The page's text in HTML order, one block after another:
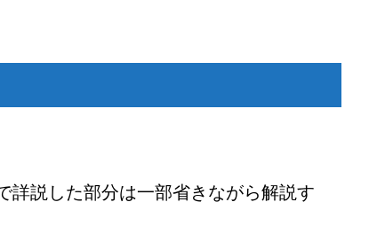
詳説した部分は一部省きながら解説す